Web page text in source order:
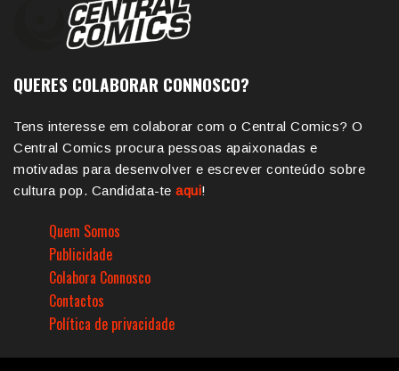
QUERES COLABORAR CONNOSCO?
Tens interesse em colaborar com o Central Comics? O
Central Comics procura pessoas apaixonadas e
motivadas para desenvolver e escrever conteúdo sobre
cultura pop. Candidata-te aqui!
Quem Somos
Publicidade
Colabora Connosco
Contactos
Política de privacidade